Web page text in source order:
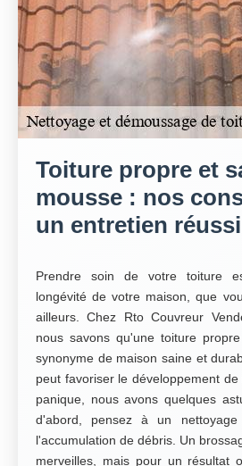
Toiture propre et
mousse : nos
un entretien réussi
Prendre soin de votre toiture
longévité de votre maison, que
ailleurs. Chez Rto Couvreur
nous savons qu'une toiture
synonyme de maison saine et
peut favoriser le développement
panique, nous avons quelques
d'abord, pensez à un
l'accumulation de débris. Un
merveilles, mais pour un résultat